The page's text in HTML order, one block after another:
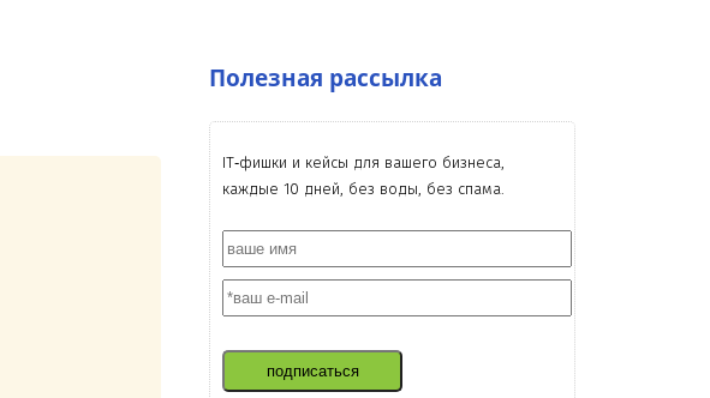
Полезная рассылка
IT‑фишки и кейсы для вашего бизнеса,
каждые 10 дней, без воды, без спама.
подписаться